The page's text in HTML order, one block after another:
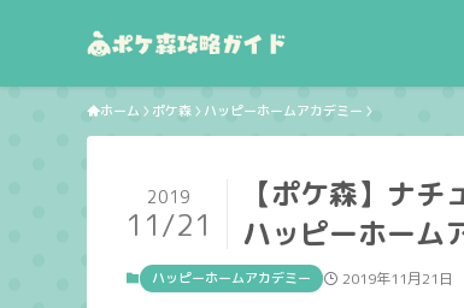
ホーム ポケ森 ハッピーホームアカデミー
【ポケ森】ナ
ハッピーホーム
2019
11/21
ハッピーホームアカデミー 2019年11月21日